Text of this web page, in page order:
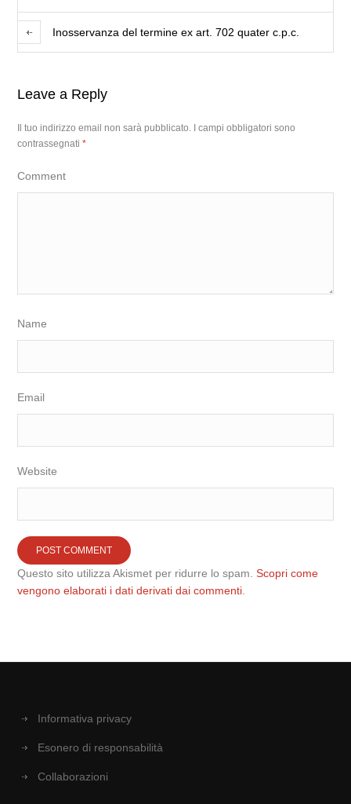
Inosservanza del termine ex art. 702 quater c.p.c.
Leave a Reply
Il tuo indirizzo email non sarà pubblicato.
I campi obbligatori sono
contrassegnati*
Comment
Name
Email
Website
Questo sito utilizza Akismet per ridurre lo spam.Scopri come
vengono elaborati i dati derivati dai commenti
Informativa privacy
Esonero di responsabilità
Collaborazioni